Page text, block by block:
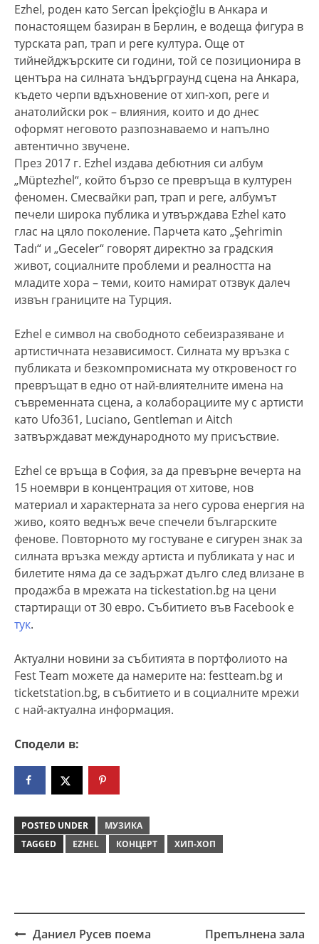
Ezhel, роден като Sercan İpekçioğlu в Анкара и
понастоящем базиран в Берлин, е водеща фигура в
турската рап, трап и реге култура. Още от
тийнейджърските си години, той се позиционира в
центъра на силната ъндърграунд сцена на Анкара,
където черпи вдъхновение от хип-хоп, реге и
анатолийски рок – влияния, които и до днес
оформят неговото разпознаваемо и напълно
автентично звучене.
През 2017 г. Ezhel издава дебютния си албум
„Müptezhel“, който бързо се превръща в културен
феномен. Смесвайки рап, трап и реге, албумът
печели широка публика и утвърждава Ezhel като
глас на цяло поколение. Парчета като „Şehrimin
Tadı“ и „Geceler“ говорят директно за градския
живот, социалните проблеми и реалността на
младите хора – теми, които намират отзвук далеч
извън границите на Турция.
Ezhel е символ на свободното себеизразяване и
артистичната независимост. Силната му връзка с
публиката и безкомпромисната му откровеност го
превръщат в едно от най-влиятелните имена на
съвременната сцена, а колаборациите му с артисти
като Ufo361, Luciano, Gentleman и Aitch
затвърждават международното му присъствие.
Ezhel се връща в София, за да превърне вечерта на
15 ноември в концентрация от хитове, нов
материал и характерната за него сурова енергия на
живо, която веднъж вече спечели българските
фенове. Повторното му гостуване е сигурен знак за
силната връзка между артиста и публиката у нас и
билетите няма да се задържат дълго след влизане в
продажба в мрежата на tickestation.bg на цени
стартиращи от 30 евро. Събитието във Facebook е
тук.
Aктуални новини за събитията в портфолиото на
Fest Team можете да намерите на: festteam.bg и
ticketstation.bg, в събитието и в социалните мрежи
с най-актуална информация.
Сподели в:
POSTED UNDER
МУЗИКА
TAGGED
EZHEL КОНЦЕРТ ХИП-ХОП
Даниел Русев поема
Препълнена зала